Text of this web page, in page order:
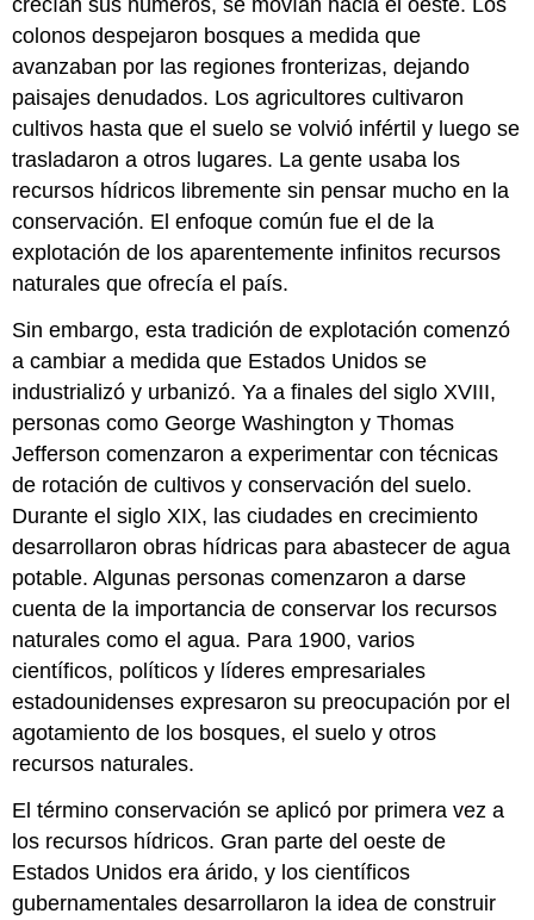
crecían sus números, se movían hacia el oeste. Los
colonos despejaron bosques a medida que
avanzaban por las regiones fronterizas, dejando
paisajes denudados. Los agricultores cultivaron
cultivos hasta que el suelo se volvió infértil y luego se
trasladaron a otros lugares. La gente usaba los
recursos hídricos libremente sin pensar mucho en la
conservación. El enfoque común fue el de la
explotación de los aparentemente infinitos recursos
naturales que ofrecía el país.
Sin embargo, esta tradición de explotación comenzó
a cambiar a medida que Estados Unidos se
industrializó y urbanizó. Ya a finales del siglo XVIII,
personas como George Washington y Thomas
Jefferson comenzaron a experimentar con técnicas
de rotación de cultivos y conservación del suelo.
Durante el siglo XIX, las ciudades en crecimiento
desarrollaron obras hídricas para abastecer de agua
potable. Algunas personas comenzaron a darse
cuenta de la importancia de conservar los recursos
naturales como el agua. Para 1900, varios
científicos, políticos y líderes empresariales
estadounidenses expresaron su preocupación por el
agotamiento de los bosques, el suelo y otros
recursos naturales.
El término conservación se aplicó por primera vez a
los recursos hídricos. Gran parte del oeste de
Estados Unidos era árido, y los científicos
gubernamentales desarrollaron la idea de construir